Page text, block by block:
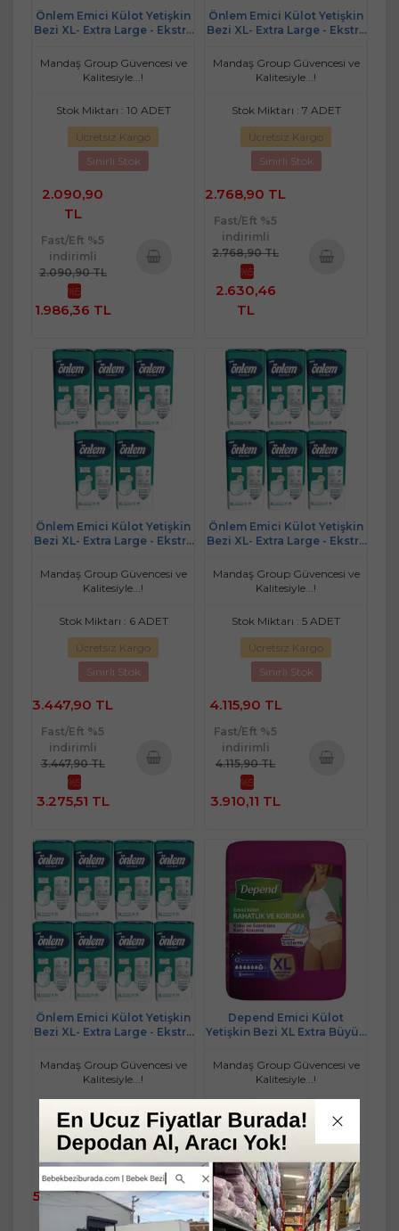
Önlem Emici Külot Yetişkin
Bezi XL- Extra Large - Ekstra
Mandaş Group Güvencesi ve
Kalitesiyle...!
Stok Miktarı : 10 ADET
Ücretsiz Kargo
Sınırlı Stok
2.090,90
TL
Fast/Eft %5
indirimli
2.090,90 TL
%5
1.986,36 TL
Önlem Emici Külot Yetişkin
Bezi XL- Extra Large - Ekstra
Mandaş Group Güvencesi ve
Kalitesiyle...!
Stok Miktarı : 7 ADET
Ücretsiz Kargo
Sınırlı Stok
2.768,90 TL
Fast/Eft %5
indirimli
2.768,90 TL
%5
2.630,46
TL
Önlem Emici Külot Yetişkin
Bezi XL- Extra Large - Ekstra
Mandaş Group Güvencesi ve
Kalitesiyle...!
Stok Miktarı : 6 ADET
Ücretsiz Kargo
Sınırlı Stok
3.447,90 TL
Fast/Eft %5
indirimli
3.447,90 TL
%5
3.275,51 TL
Önlem Emici Külot Yetişkin
Bezi XL- Extra Large - Ekstra
Mandaş Group Güvencesi ve
Kalitesiyle...!
Stok Miktarı : 5 ADET
Ücretsiz Kargo
Sınırlı Stok
4.115,90 TL
Fast/Eft %5
indirimli
4.115,90 TL
%5
3.910,11 TL
Önlem Emici Külot Yetişkin
Bezi XL- Extra Large - Ekstra
Mandaş Group Güvencesi ve
Kalitesiyle...!
Stok Miktarı : Son 3 ADET
Ücretsiz Kargo
Sınırlı Stok
5.466,90 TL
Fast/Eft %5
Depend Emici Külot
Yetişkin Bezi XL Extra Büyük
Mandaş Group Güvencesi ve
Kalitesiyle...!
Stok Miktarı : 10+ ADET
250,00 TL üzeri kargo
229,90 TL
Fast/Eft %5